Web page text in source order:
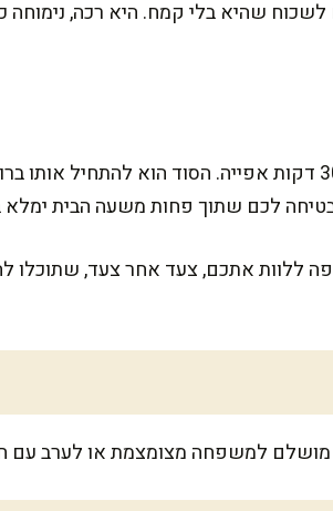
שהיא בלי קמח. היא רכה, נימוחה
המתכון הזה דורש 20 דקות הכנה ועוד 30 דקות אפייה.
לכם שתוך פחות משעה הבית
ללוות אתכם, צעד אחר צעד, שתוכלו